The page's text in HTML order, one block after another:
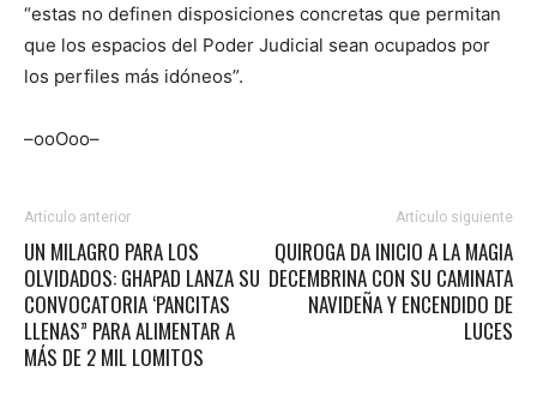
“estas no definen disposiciones concretas que permitan
que los espacios del Poder Judicial sean ocupados por
los perfiles más idóneos”.
–ooOoo–
Artículo anterior
UN MILAGRO PARA LOS
OLVIDADOS: GHAPAD LANZA SU
CONVOCATORIA ‘PANCITAS
LLENAS” PARA ALIMENTAR A
MÁS DE 2 MIL LOMITOS
Artículo siguiente
QUIROGA DA INICIO A LA MAGIA
DECEMBRINA CON SU CAMINATA
NAVIDEÑA Y ENCENDIDO DE
LUCES